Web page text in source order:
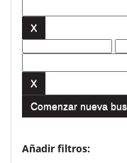
Comenzar nueva
Añadir filtros: